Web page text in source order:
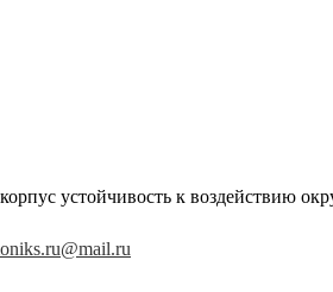
устойчивость к воздействию